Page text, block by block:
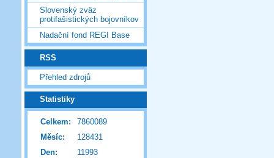
Slovenský zväz
protifašistických bojovníkov
Nadační fond REGI Base
RSS
Přehled zdrojů
Statistiky
Celkem:
7860089
Měsíc:
128431
Den:
11993